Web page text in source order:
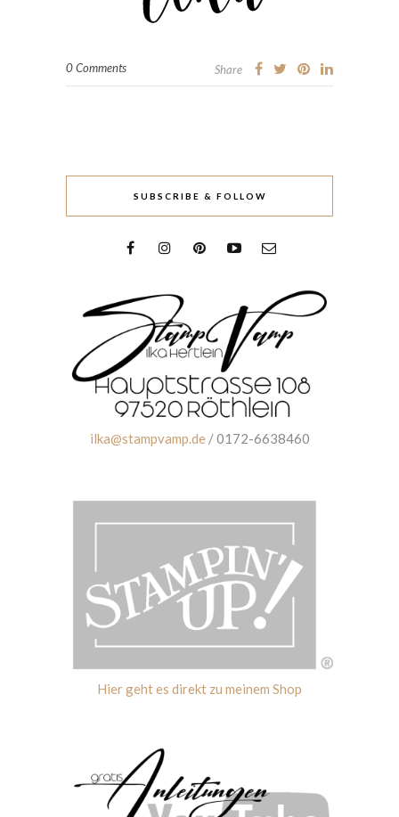
0 Comments Share
SUBSCRIBE & FOLLOW
ilka@stampvamp.de/ 0172-6638460
Hier geht es direkt zu meinem Shop